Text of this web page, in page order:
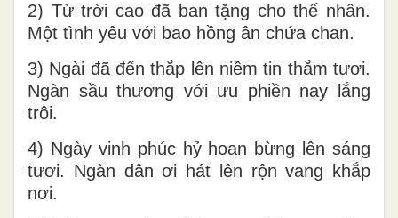
2) Từ trời cao đã ban tặng cho thế nhân.
Một tình yêu với bao hồng ân chứa chan.
3) Ngài đã đến thắp lên niềm tin thắm tươi.
Ngàn sầu thương với ưu phiền nay lắng
trôi.
4) Ngày vinh phúc hỷ hoan bừng lên sáng
tươi. Ngàn dân ơi hát lên rộn vang khắp
nơi.